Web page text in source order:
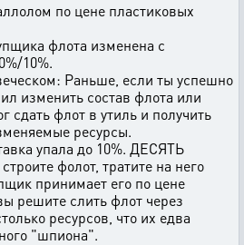
по цене пластиковых
флота изменена с
10%.
Раньше, если ты успешно
изменить состав флота или
сдать флот в утиль и получить
ресурсы.
упала до 10%. ДЕСЯТЬ
фолот, тратите на него
принимает его по цене
решите слить флот через
ресурсов, что их едва
"шпиона".